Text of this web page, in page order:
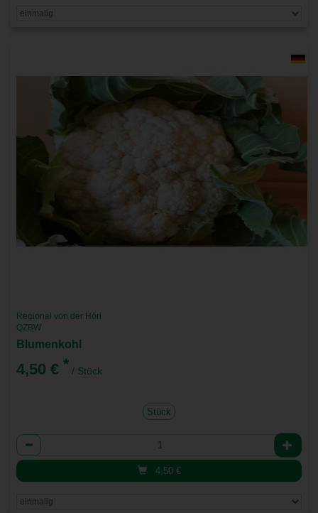
Regional von der Höri
QZBW
Blumenkohl
4,50 € * / Stück
Stück
Anzahl
4,50 €